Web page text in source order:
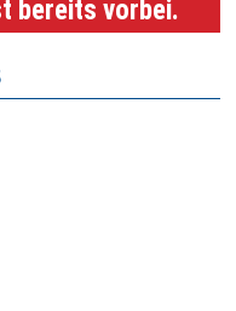
bereits vorbei.